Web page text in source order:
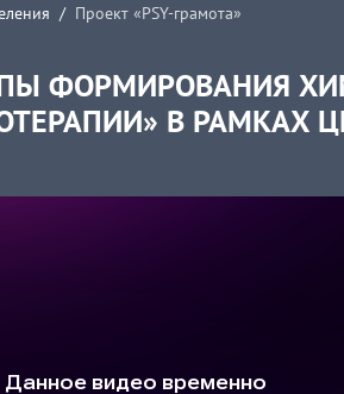
Проект «PSY-грамота»
ФОРМИРОВАНИЯ
В РАМКАХ